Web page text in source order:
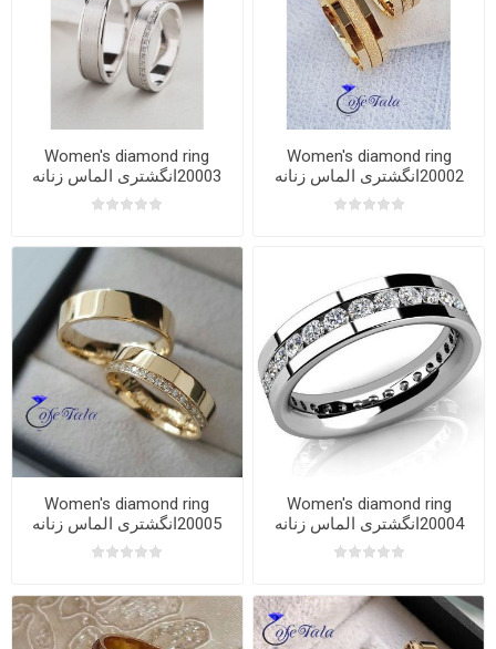
Women's diamond ring
20002انگشتری الماس زنانه
Women's diamond ring
20003انگشتری الماس زنانه
Women's diamond ring
20004انگشتری الماس زنانه
Women's diamond ring
20005انگشتری الماس زنانه